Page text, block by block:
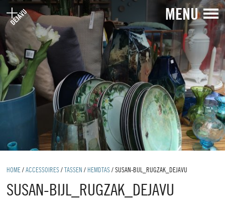
MENU
HOME /ACCESSOIRES / TASSEN / HEMDTAS /SUSAN-BIJL_RUGZAK_DEJAVU
SUSAN-BIJL_RUGZAK_DEJAVU